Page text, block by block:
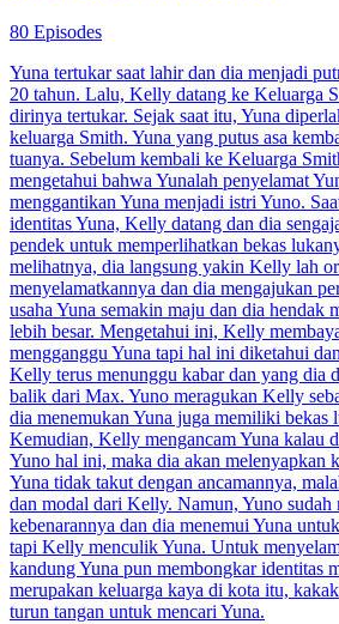
80 Episodes
Yuna tertukar saat lahir dan dia menjadi
20 tahun. Lalu, Kelly datang ke Keluarga
dirinya tertukar. Sejak saat itu, Yuna
keluarga Smith. Yuna yang putus asa
tuanya. Sebelum kembali ke Keluarga
mengetahui bahwa Yunalah penyelamat
menggantikan Yuna menjadi istri Yuno.
identitas Yuna, Kelly datang dan dia
pendek untuk memperlihatkan bekas
melihatnya, dia langsung yakin Kelly lah
menyelamatkannya dan dia mengajukan
usaha Yuna semakin maju dan dia hendak
lebih besar. Mengetahui ini, Kelly
mengganggu Yuna tapi hal ini diketahui
Kelly terus menunggu kabar dan yang dia
balik dari Max. Yuno meragukan Kelly
dia menemukan Yuna juga memiliki bekas
Kemudian, Kelly mengancam Yuna kalau
Yuno hal ini, maka dia akan melenyapkan
Yuna tidak takut dengan ancamannya,
dan modal dari Kelly. Namun, Yuno sudah
kebenarannya dan dia menemui Yuna
tapi Kelly menculik Yuna. Untuk
kandung Yuna pun membongkar identitas
merupakan keluarga kaya di kota itu,
turun tangan untuk mencari Yuna.